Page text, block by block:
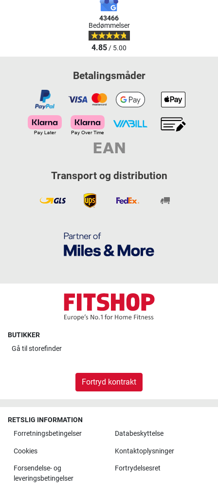
43466
Bedømmelser
4.85/ 5.00
Betalingsmåder
Transport og distribution
BUTIKKER
Gå til storefinder
Fortryd kontrakt
RETSLIG INFORMATION
Forretningsbetingelser
Databeskyttelse
Cookies Kontaktoplysninger
Forsendelse- og
leveringsbetingelser
Fortrydelsesret